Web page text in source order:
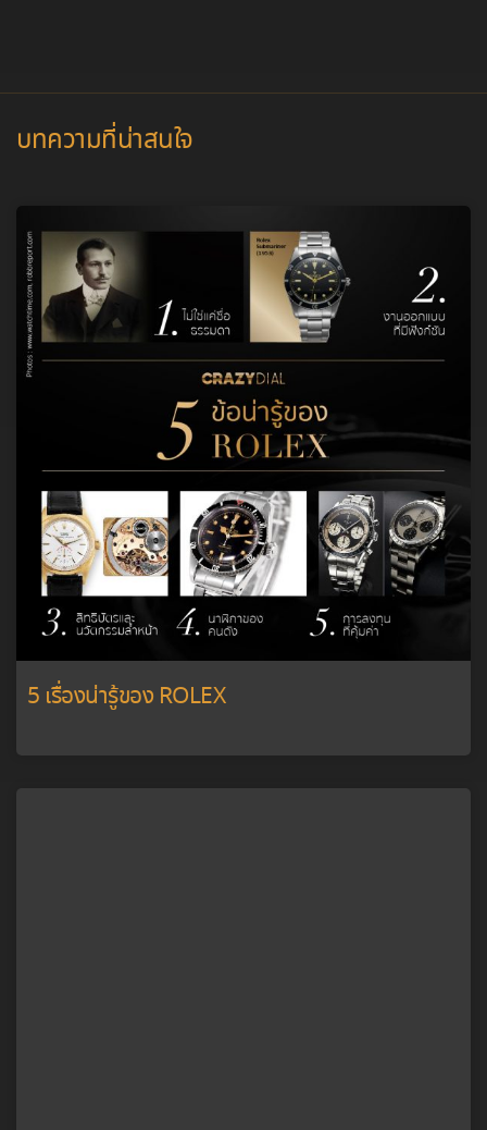
บทความที่น่าสนใจ
5 เรื่องน่ารู้ของ ROLEX